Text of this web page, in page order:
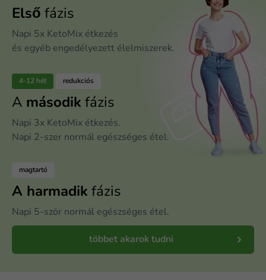
Első fázis
Napi 5x KetoMix étkezés
és egyéb engedélyezett élelmiszerek.
4-12 hét redukciós
A második fázis
Napi 3x KetoMix étkezés.
Napi 2-szer normál egészséges étel.
magtartó
A harmadik fázis
Napi 5-ször normál egészséges étel.
többet akarok tudni